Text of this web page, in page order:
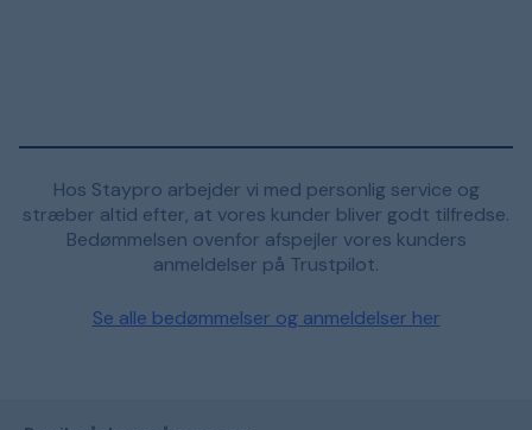
Hos Staypro arbejder vi med personlig service og
stræber altid efter, at vores kunder bliver godt tilfredse.
Bedømmelsen ovenfor afspejler vores kunders
anmeldelser på Trustpilot.
Se alle bedømmelser og anmeldelser her